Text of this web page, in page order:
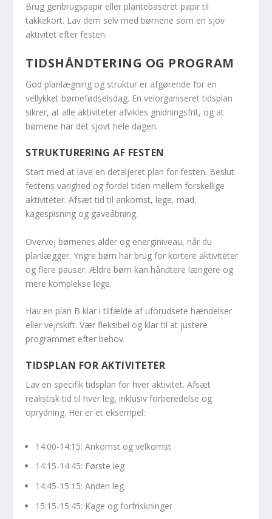
Brug genbrugspapir eller plantebaseret papir til
takkekort. Lav dem selv med børnene som en sjov
aktivitet efter festen.
TIDSHÅNDTERING OG PROGRAM
God planlægning og struktur er afgørende for en
vellykket børnefødselsdag. En velorganiseret tidsplan
sikrer, at alle aktiviteter afvikles gnidningsfrit, og at
børnene har det sjovt hele dagen.
STRUKTURERING AF FESTEN
Start med at lave en detaljeret plan for festen. Beslut
festens varighed og fordel tiden mellem forskellige
aktiviteter. Afsæt tid til ankomst, lege, mad,
kagespisning og gaveåbning.
Overvej børnenes alder og energiniveau, når du
planlægger. Yngre børn har brug for kortere aktiviteter
og flere pauser. Ældre børn kan håndtere længere og
mere komplekse lege.
Hav en plan B klar i tilfælde af uforudsete hændelser
eller vejrskift. Vær fleksibel og klar til at justere
programmet efter behov.
TIDSPLAN FOR AKTIVITETER
Lav en specifik tidsplan for hver aktivitet. Afsæt
realistisk tid til hver leg, inklusiv forberedelse og
oprydning. Her er et eksempel:
14:00-14:15: Ankomst og velkomst
14:15-14:45: Første leg
14:45-15:15: Anden leg
15:15-15:45: Kage og forfriskninger